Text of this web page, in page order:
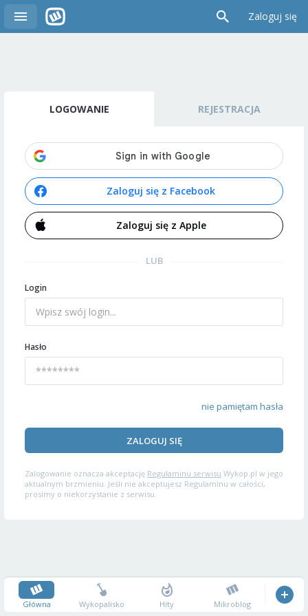
Zaloguj się
LOGOWANIE REJESTRACJA
Zaloguj się z Facebook
Zaloguj się z Apple
LUB
Login
Hasło
nie pamiętam hasła
ZALOGUJ SIĘ
Zalogowanie oznacza akceptację Regulaminu serwisu Wykop.pl w jego
aktualnym brzmieniu. Jeśli nie akceptujesz Regulaminu w całości,
prosimy o niekorzystanie z serwisu.
Główna Wykopalisko Hity Mikroblog